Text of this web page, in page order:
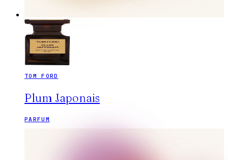
TOM FORD
Plum Japonais
PARFUM